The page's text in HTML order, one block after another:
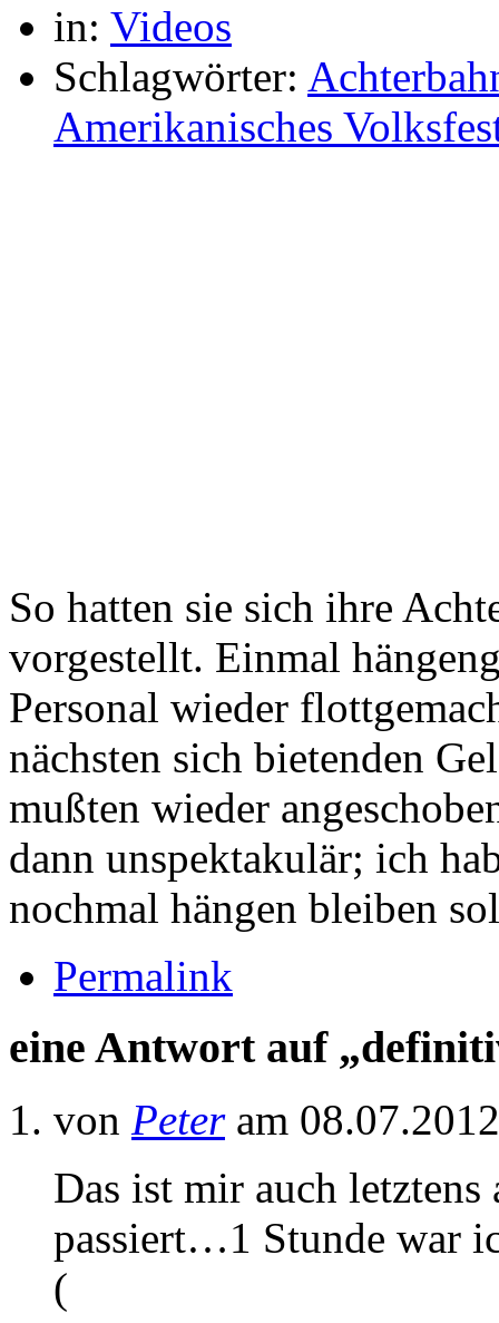
in: Videos
Schlagwörter:
Amerikanisches
So hatten sie sich ihre
vorgestellt. Einmal
Personal wieder
nächsten sich bietenden
mußten wieder
dann unspektakulär; ich
nochmal hängen bleiben
Permalink
eine Antwort auf
von Peteram
Das ist mir auch
passiert…1 Stunde war
(